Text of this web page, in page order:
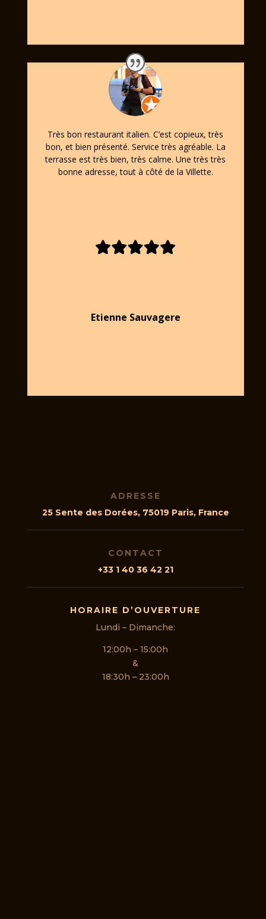
Très bon restaurant italien. C’est copieux, très
bon, et bien présenté. Service très agréable. La
terrasse est très bien, très calme. Une très très
bonne adresse, tout à côté de la Villette.
Etienne Sauvagere
ADRESSE
25 Sente des Dorées, 75019 Paris, France
CONTACT
+33 1 40 36 42 21
HORAIRE D’OUVERTURE
Lundi – Dimanche:
12:00h – 15:00h
&
18:30h – 23:00h